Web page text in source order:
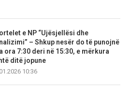
e NP “Ujësjellësi dhe
– Shkup nesër do të punojnë
ora 7:30 deri në 15:30, e mërkura
ditë jopune
10:36